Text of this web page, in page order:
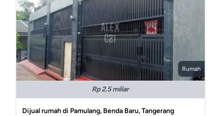
Rumah
Rp 2.5 miliar
Dijual rumah di Pamulang, Benda Baru, Tangerang